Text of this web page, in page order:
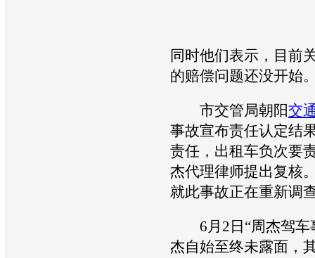
同时他们表示，目前
的赔偿问题还没开始
市交管局朝阳交
事故宣布责任认定结
责任，出租车负次要
杰代理律师提出复核
就此事故正在重新调
6月2日“周杰驾车
杰自始至终未露面，